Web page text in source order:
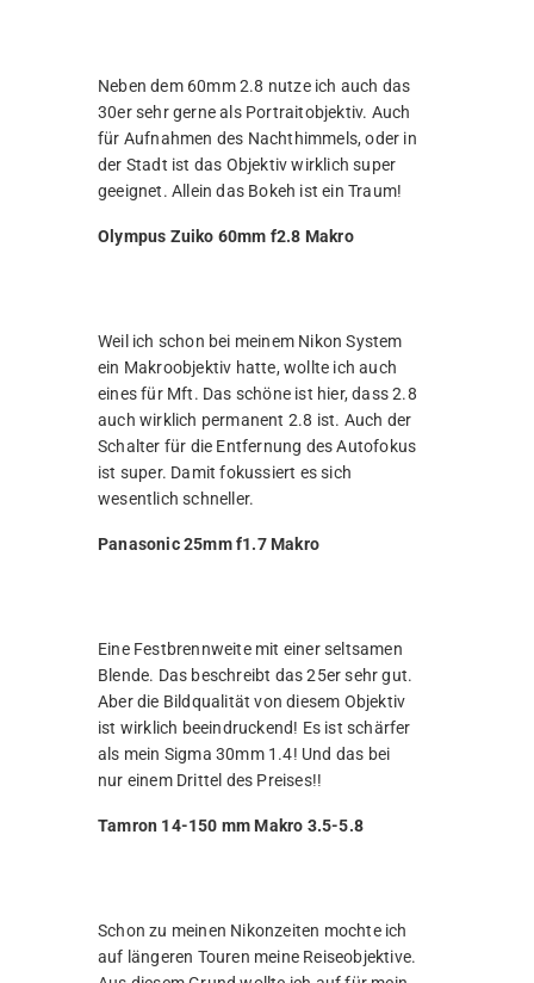
Neben dem 60mm 2.8 nutze ich auch das
30er sehr gerne als Portraitobjektiv. Auch
für Aufnahmen des Nachthimmels, oder in
der Stadt ist das Objektiv wirklich super
geeignet. Allein das Bokeh ist ein Traum!
Olympus Zuiko 60mm f2.8 Makro
Weil ich schon bei meinem Nikon System
ein Makroobjektiv hatte, wollte ich auch
eines für Mft. Das schöne ist hier, dass 2.8
auch wirklich permanent 2.8 ist. Auch der
Schalter für die Entfernung des Autofokus
ist super. Damit fokussiert es sich
wesentlich schneller.
Panasonic 25mm f1.7 Makro
Eine Festbrennweite mit einer seltsamen
Blende. Das beschreibt das 25er sehr gut.
Aber die Bildqualität von diesem Objektiv
ist wirklich beeindruckend! Es ist schärfer
als mein Sigma 30mm 1.4! Und das bei
nur einem Drittel des Preises!!
Tamron 14-150 mm Makro 3.5-5.8
Schon zu meinen Nikonzeiten mochte ich
auf längeren Touren meine Reiseobjektive.